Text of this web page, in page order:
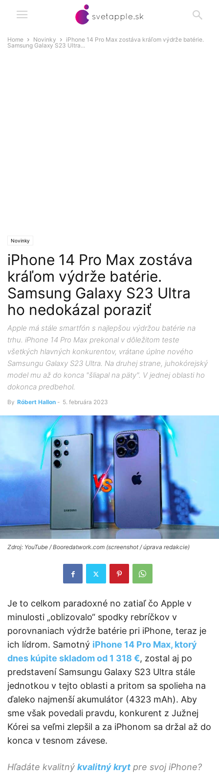
Home Novinky
iPhone 14 Pro Max zostáva kráľom výdrže batérie.
Samsung Galaxy S23 Ultra...
Novinky
iPhone 14 Pro Max zostáva
kráľom výdrže batérie.
Samsung Galaxy S23 Ultra
ho nedokázal poraziť
Apple má stále smartfón s najlepšou výdržou batérie na
trhu. iPhone 14 Pro Max prekonal v dôležitom teste
všetkých hlavných konkurentov, vrátane úplne nového
Samsungu Galaxy S23 Ultra. Na druhej strane, juhokórejský
model mu až do konca "šliapal na päty". V jednej oblasti ho
dokonca predbehol.
By Róbert Hallon - 5. februára 2023
Zdroj: YouTube / Booredatwork.com (screenshot / úprava redakcie)
Je to celkom paradoxné no zatiaľ čo Apple v
minulosti „oblizovalo“ spodky rebríčkov v
porovnaniach výdrže batérie pri iPhone, teraz je
ich lídrom. Samotný iPhone 14 Pro Max, ktorý
dnes kúpite skladom od 1 318 €, zostal aj po
predstavení Samsungu Galaxy S23 Ultra stále
jednotkou v tejto oblasti a pritom sa spolieha na
ďaleko najmenší akumulátor (4323 mAh). Aby
sme však povedali pravdu, konkurent z Južnej
Kórei sa veľmi zlepšil a za iPhonom sa držal až do
konca v tesnom závese.
Hľadáte kvalitný kvalitný kryt pre svoj iPhone?